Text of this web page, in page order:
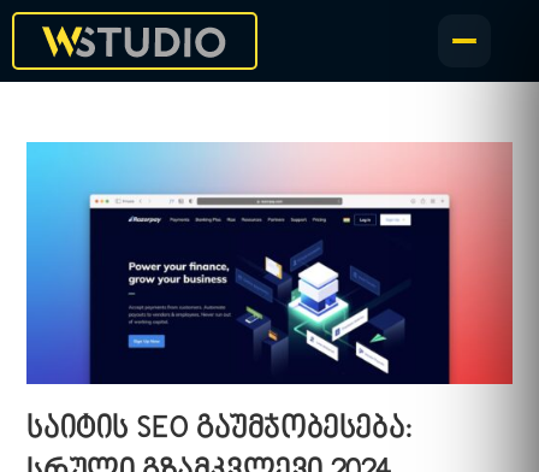
საიტის SEO გაუმჯობესება: